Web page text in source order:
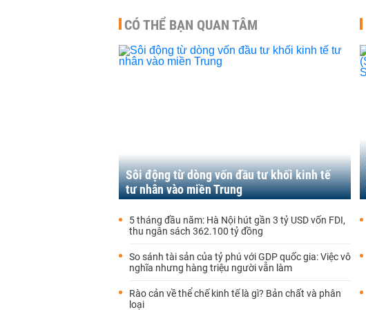
CÓ THỂ BẠN QUAN TÂM
Sôi động từ dòng vốn đầu tư khối kinh tế
tư nhân vào miền Trung
5 tháng đầu năm: Hà Nội hút gần 3 tỷ USD vốn FDI,
thu ngân sách 362.100 tỷ đồng
So sánh tài sản của tỷ phú với GDP quốc gia: Việc vô
nghĩa nhưng hàng triệu người vẫn làm
Rào cản về thể chế kinh tế là gì? Bản chất và phân
loại